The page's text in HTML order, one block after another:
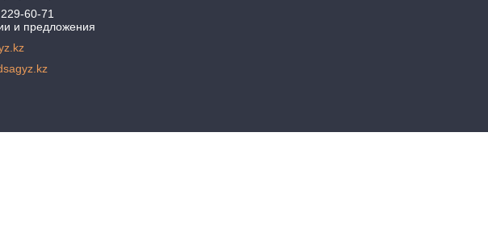
60-71
и предложения